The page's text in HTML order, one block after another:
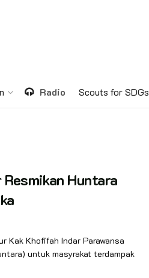
Radio Scouts for SDGs
Huntara
Kak Khofifah Indar Parawansa
untuk masyrakat terdampak